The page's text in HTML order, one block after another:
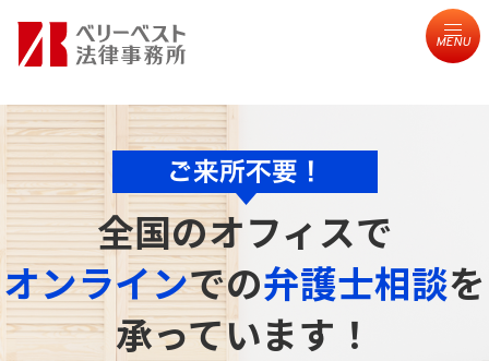
MENU
全国のオフィスで
オンラインでの弁護士相談を
承っています！